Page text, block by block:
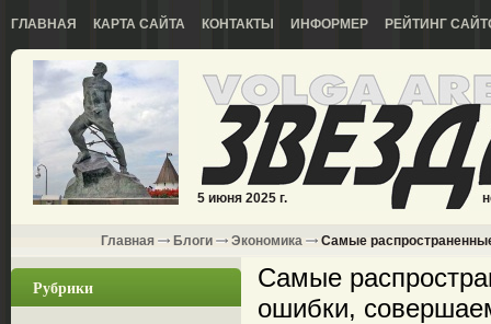
ГЛАВНАЯ КАРТА САЙТА КОНТАКТЫ ИНФОРМЕР РЕЙТИНГ
5 июня 2025 г.
Главная Блоги Экономика Самые
Рубрики
Самые
ошибки,